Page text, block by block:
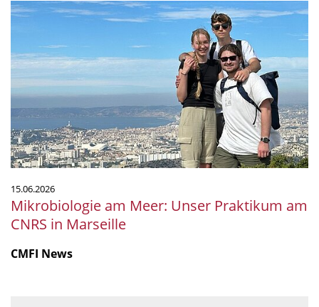
Mikrobiologie
Meer:
Unser
Praktikum
am
CNRS
in
Marseille
15.06.2026
Mikrobiologie am Meer: Unser Praktikum am
CNRS in Marseille
CMFI News